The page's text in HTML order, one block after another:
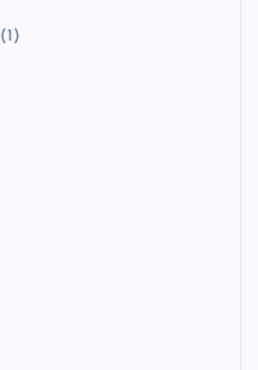
(1)